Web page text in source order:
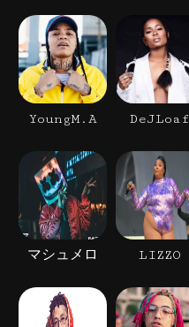
YoungM.A DeJLoaf
マシュメロ LIZZO